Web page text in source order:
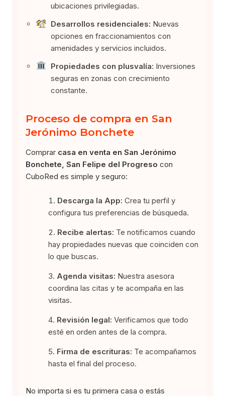
ubicaciones privilegiadas.
Desarrollos residenciales: Nuevas
opciones en fraccionamientos con
amenidades y servicios incluidos.
Propiedades con plusvalía: Inversiones
seguras en zonas con crecimiento
constante.
Proceso de compra en San
Jerónimo Bonchete
Comprar casa en venta en San Jerónimo
Bonchete, San Felipe del Progreso con
CuboRed es simple y seguro:
Descarga la App: Crea tu perfil y
configura tus preferencias de búsqueda.
Recibe alertas: Te notificamos cuando
hay propiedades nuevas que coinciden con
lo que buscas.
Agenda visitas: Nuestra asesora
coordina las citas y te acompaña en las
visitas.
Revisión legal: Verificamos que todo
esté en orden antes de la compra.
Firma de escrituras: Te acompañamos
hasta el final del proceso.
No importa si es tu primera casa o estás